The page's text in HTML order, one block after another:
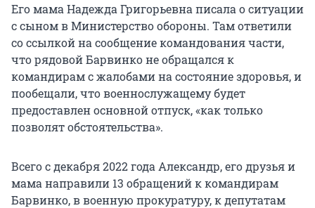
Его мама Надежда Григорьевна писала о ситуации
с сыном в Министерство обороны. Там ответили
со ссылкой на сообщение командования части,
что рядовой Барвинко не обращался к
командирам с жалобами на состояние здоровья, и
пообещали, что военнослужащему будет
предоставлен основной отпуск, «как только
позволят обстоятельства».
Всего с декабря 2022 года Александр, его друзья и
мама направили 13 обращений к командирам
Барвинко, в военную прокуратуру, к депутатам